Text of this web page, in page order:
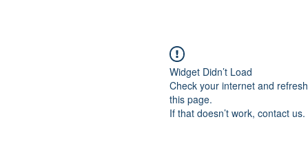
Widget Didn’t Load
Check your internet and refresh
this page.
If that doesn’t work, contact us.